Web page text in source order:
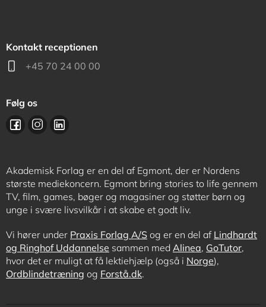
Kontakt receptionen
+45 70 24 00 00
Følg os
Akademisk Forlag er en del af Egmont, der er Nordens
største mediekoncern. Egmont bring stories to life gennem
TV, film, games, bøger og magasiner og støtter børn og
unge i svære livsvilkår i at skabe et godt liv.
Vi hører under Praxis Forlag A/S og er en del af Lindhardt
og Ringhof Uddannelse sammen med Alinea, GoTutor,
hvor det er muligt at få lektiehjælp (også i Norge),
Ordblindetræning og Forstå.dk.